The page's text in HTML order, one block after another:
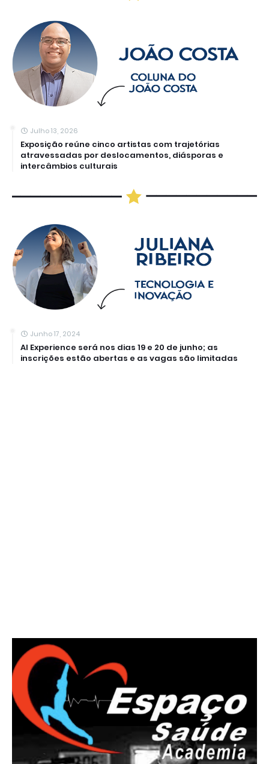
Julho 13, 2026
Exposição reúne cinco artistas com trajetórias
atravessadas por deslocamentos, diásporas e
intercâmbios culturais
Junho 17, 2024
AI Experience será nos dias 19 e 20 de junho; as
inscrições estão abertas e as vagas são limitadas